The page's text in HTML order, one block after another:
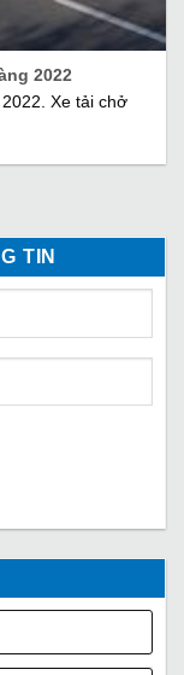
2022
Xe tải chở
TIN